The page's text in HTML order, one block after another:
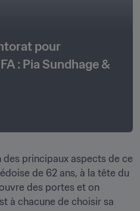
pour
: Pia Sundhage &
des principaux aspects de ce
de 62 ans, à la tête du
des portes et on
à chacune de choisir sa